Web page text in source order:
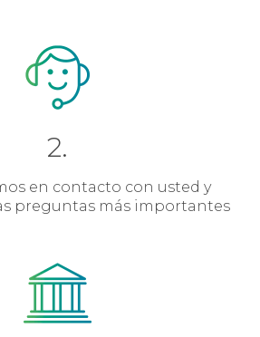
2.
en contacto con usted y
preguntas más importantes